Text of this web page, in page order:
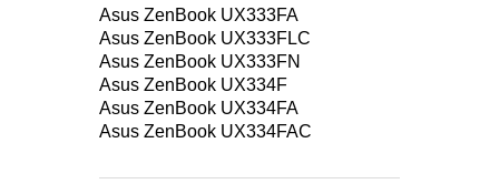
Asus ZenBook UX333FA
Asus ZenBook UX333FLC
Asus ZenBook UX333FN
Asus ZenBook UX334F
Asus ZenBook UX334FA
Asus ZenBook UX334FAC